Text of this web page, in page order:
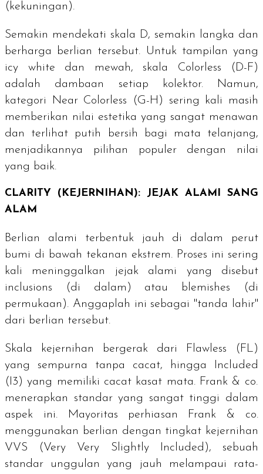
(kekuningan).
Semakin mendekati skala D, semakin langka dan
berharga berlian tersebut. Untuk tampilan yang
icy white dan mewah, skala Colorless (D-F)
adalah dambaan setiap kolektor. Namun,
kategori
Near Colorless (G-H) sering kali masih
memberikan nilai estetika yang sangat menawan
dan terlihat putih bersih bagi mata telanjang,
menjadikannya pilihan populer dengan nilai
yang baik.
CLARITY (KEJERNIHAN): JEJAK ALAMI SANG
ALAM
Berlian alami terbentuk jauh di dalam perut
bumi di bawah tekanan ekstrem. Proses ini sering
kali meninggalkan jejak alami yang disebut
inclusions (di dalam) atau blemishes (di
permukaan). Anggaplah ini sebagai "tanda lahir"
dari berlian tersebut.
Skala kejernihan bergerak dari Flawless (FL)
yang sempurna tanpa cacat, hingga Included
(I3) yang memiliki cacat kasat mata. Frank & co.
menerapkan standar yang sangat tinggi dalam
aspek ini. Mayoritas perhiasan Frank & co.
menggunakan berlian dengan tingkat kejernihan
VVS ( Very Very Slightly Included ), sebuah
standar unggulan yang jauh melampaui rata-